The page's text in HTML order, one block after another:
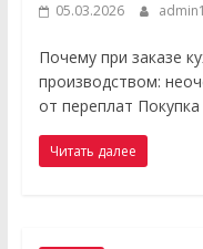
05.03.2026 admin1
Почему при заказе
производством:
от переплат
Читать далее